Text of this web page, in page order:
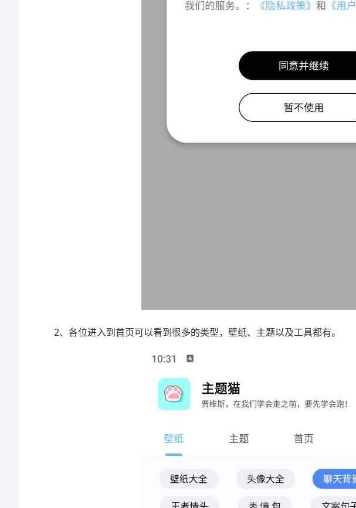
2、各位进入到首页可以看到很多的类型，壁纸、主题以及工具都有。